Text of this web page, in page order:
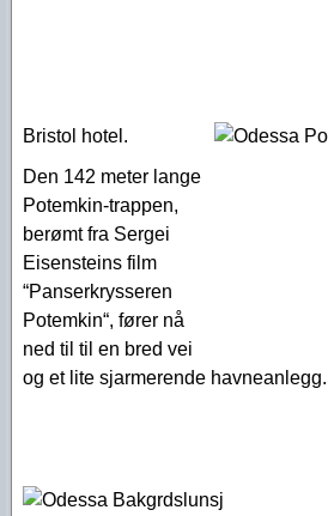
Bristol hotel.
Den 142 meter lange
Potemkin-trappen,
berømt fra Sergei
Eisensteins film
“Panserkrysseren
Potemkin“, fører nå
ned til til en bred vei
og et lite sjarmerende havneanlegg.